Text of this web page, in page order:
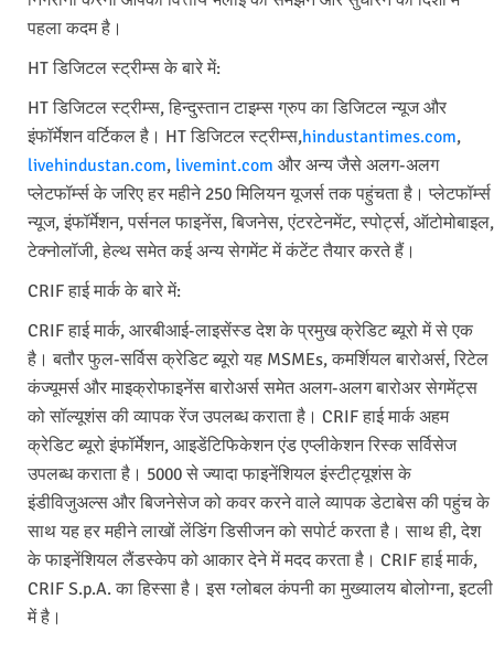
पहला कदम है।
HT डिजिटल स्ट्रीम्स के बारे में:
HT डिजिटल स्ट्रीम्स, हिन्दुस्तान टाइम्स ग्रुप का डिजिटल न्यूज और
इंफॉर्मेशन वर्टिकल है। HT डिजिटल स्ट्रीम्स,hindustantimes.com,
livehindustan.com, livemint.com और अन्य जैसे अलग-अलग
प्लेटफॉर्म्स के जरिए हर महीने 250 मिलियन यूजर्स तक पहुंचता है। प्लेटफॉर्म्स
न्यूज, इंफॉर्मेशन, पर्सनल फाइनेंस, बिजनेस, एंटरटेनमेंट, स्पोर्ट्स, ऑटोमोबाइल,
टेक्नोलॉजी, हेल्थ समेत कई अन्य सेगमेंट में कंटेंट तैयार करते हैं।
CRIF हाई मार्क के बारे में:
CRIF हाई मार्क, आरबीआई-लाइसेंस्ड देश के प्रमुख क्रेडिट ब्यूरो में से एक
है। बतौर फुल-सर्विस क्रेडिट ब्यूरो यह MSMEs, कमर्शियल बारोअर्स, रिटेल
कंज्यूमर्स और माइक्रोफाइनेंस बारोअर्स समेत अलग-अलग बारोअर सेगमेंट्स
को सॉल्यूशंस की व्यापक रेंज उपलब्ध कराता है। CRIF हाई मार्क अहम
क्रेडिट ब्यूरो इंफॉर्मेशन, आइडेंटिफिकेशन एंड एप्लीकेशन रिस्क सर्विसेज
उपलब्ध कराता है। 5000 से ज्यादा फाइनेंशियल इंस्टीट्यूशंस के
इंडीविजुअल्स और बिजनेसेज को कवर करने वाले व्यापक डेटाबेस की पहुंच के
साथ यह हर महीने लाखों लेंडिंग डिसीजन को सपोर्ट करता है। साथ ही, देश
के फाइनेंशियल लैंडस्केप को आकार देने में मदद करता है। CRIF हाई मार्क,
CRIF S.p.A. का हिस्सा है। इस ग्लोबल कंपनी का मुख्यालय बोलोग्ना, इटली
में है।